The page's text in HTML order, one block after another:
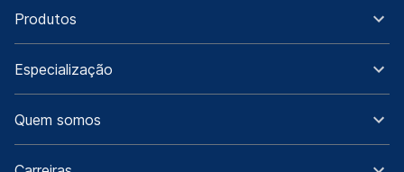
Produtos
Especialização
Quem somos